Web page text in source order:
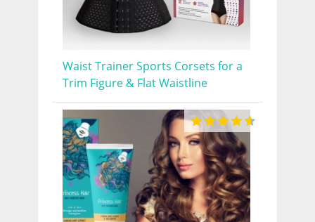
Waist Trainer Sports Corsets for a
Trim Figure & Flat Waistline